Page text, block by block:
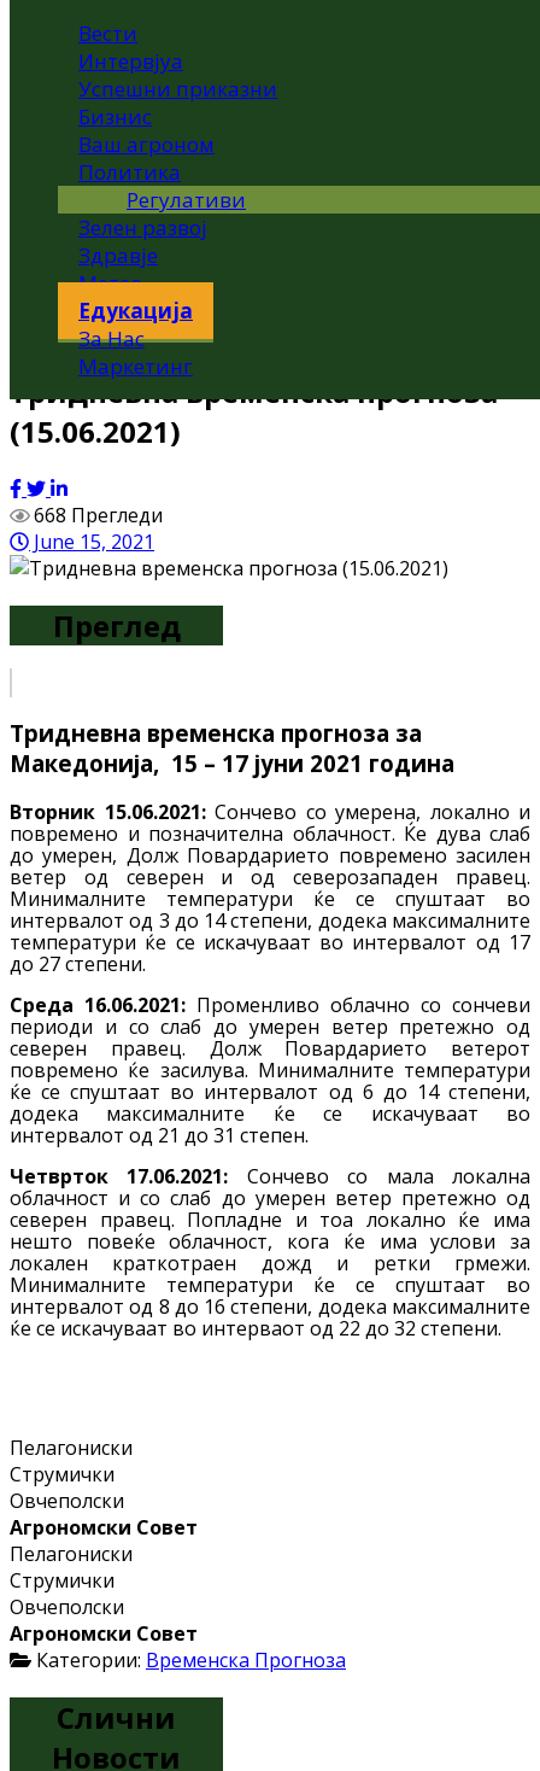
Вести
Интервјуа
Успешни приказни
Бизнис
Ваш агроном
Политика
Регулативи
Зелен развој
Здравје
Метео
Едукација
За Нас
Маркетинг
Тридневна временска прогноза
(15.06.2021)
668 Прегледи
June 15, 2021
Преглед
Тридневна временска прогноза за
Македонија, 15 – 17 јуни 2021 година
Вторник 15.06.2021: Сончево со умерена, локално и
повремено и позначителна облачност. Ќе дува слаб
до умерен, Долж Повардарието повремено засилен
ветер од северен и од северозападен правец.
Минималните температури ќе се спуштаат во
интервалот од 3 до 14 степени, додека максималните
температури ќе се искачуваат во интервалот од 17
до 27 степени.
Среда 16.06.2021: Променливо облачно со сончеви
периоди и со слаб до умерен ветер претежно од
северен правец. Долж Повардарието ветерот
повремено ќе засилува. Минималните температури
ќе се спуштаат во интервалот од 6 до 14 степени,
додека максималните ќе се искачуваат во
интервалот од 21 до 31 степен.
Четврток 17.06.2021: Сончево со мала локална
облачност и со слаб до умерен ветер претежно од
северен правец. Попладне и тоа локално ќе има
нешто повеќе облачност, кога ќе има услови за
локален краткотраен дожд и ретки грмежи.
Минималните температури ќе се спуштаат во
интервалот од 8 до 16 степени, додека максималните
ќе се искачуваат во интерваот од 22 до 32 степени.
Пелагониски
Струмички
Овчеполски
Агрономски Совет
Пелагониски
Струмички
Овчеполски
Агрономски Совет
Категории: Временска Прогноза
Слични
Новости